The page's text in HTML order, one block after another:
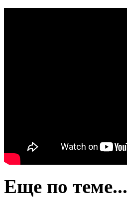
Еще по теме...